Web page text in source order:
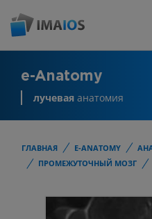
e-Anatomy
лучевая анатомия
ГЛАВНАЯ E-ANATOMY
ПРОМЕЖУТОЧНЫЙ МОЗГ